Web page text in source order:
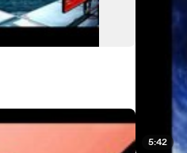
5:42